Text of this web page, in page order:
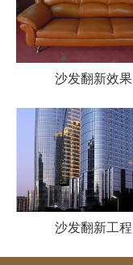
沙发翻新效果
沙发翻新工程